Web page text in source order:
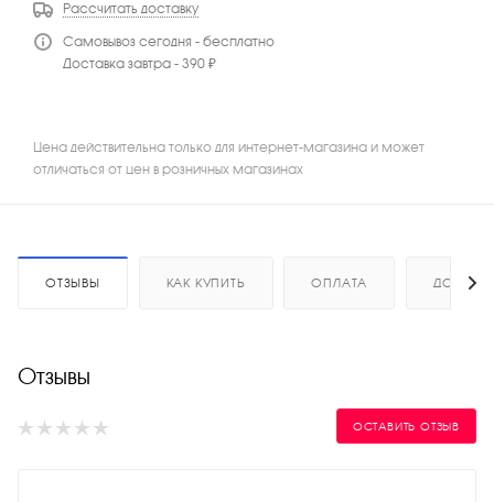
Рассчитать доставку
Самовывоз сегодня - бесплатно
Доставка завтра - 390 ₽
Цена действительна только для интернет-магазина и может
отличаться от цен в розничных магазинах
ОТЗЫВЫ КАК КУПИТЬ ОПЛАТА
Отзывы
ОСТАВИТЬ ОТЗЫВ